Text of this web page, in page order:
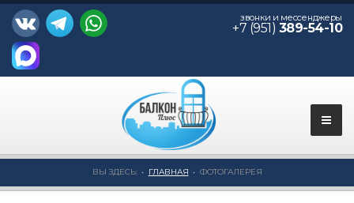
звонки и мессенджеры
+7 (951) 389-54-10
ВЫ ЗДЕСЬ: ГЛАВНАЯ ФОТОГАЛЕРЕЯ